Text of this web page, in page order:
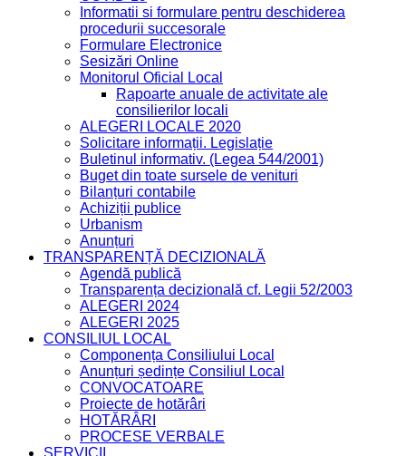
Informatii si formulare pentru deschiderea
procedurii succesorale
Formulare Electronice
Sesizări Online
Monitorul Oficial Local
Rapoarte anuale de activitate ale
consilierilor locali
ALEGERI LOCALE 2020
Solicitare informații. Legislație
Buletinul informativ. (Legea 544/2001)
Buget din toate sursele de venituri
Bilanțuri contabile
Achiziții publice
Urbanism
Anunțuri
TRANSPARENȚĂ DECIZIONALĂ
Agendă publică
Transparența decizională cf. Legii 52/2003
ALEGERI 2024
ALEGERI 2025
CONSILIUL LOCAL
Componența Consiliului Local
Anunțuri ședințe Consiliul Local
CONVOCATOARE
Proiecte de hotărâri
HOTĂRÂRI
PROCESE VERBALE
SERVICII